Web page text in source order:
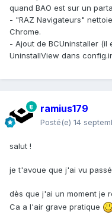
quand BAO est sur un
- "RAZ Navigateurs"
Chrome.
- Ajout de BCUninstaller
UninstallView dans
ramius179
Posté(e) 14
salut !
je t'avoue que j'ai vu
dès que j'ai un moment je
Ca a l'air grave pratique